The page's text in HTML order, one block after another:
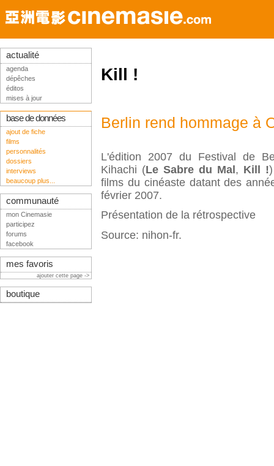
Kill !
Berlin rend hommage à
L'édition 2007 du Festival de
Kihachi (Le Sabre du Mal , Kill !
films du cinéaste datant des
février 2007.
Présentation de la rétrospective
Source: nihon-fr.
actualité
agenda
dépêches
éditos
mises à jour
base de données
ajout de fiche
films
personnalités
dossiers
interviews
beaucoup plus...
communauté
mon Cinemasie
participez
forums
facebook
mes favoris
ajouter cette page ->
boutique